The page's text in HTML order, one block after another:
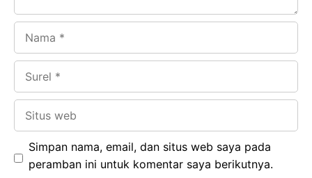
Simpan nama, email, dan situs web saya pada
peramban ini untuk komentar saya berikutnya.